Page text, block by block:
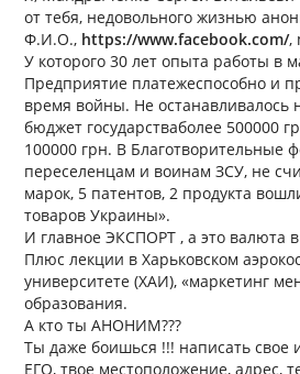
от тебя, недовольного жизнью
Ф.И.О., https://www.facebook.com/,
У которого 30 лет опыта работы в
Предприятие платежеспособно и
время войны. Не останавливалось
бюджет государстваболее 500000
100000 грн. В Благотворительные
переселенцам и воинам ЗСУ, не
марок, 5 патентов, 2 продукта
товаров Украины».
И главное ЭКСПОРТ , а это валюта в
Плюс лекции в Харьковском
университете (ХАИ), «маркетинг
образования.
А кто ты АНОНИМ???
Ты даже боишься !!! написать
ЕГО, твое местоположение, адрес,